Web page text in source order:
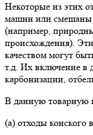
Некоторые из этих
машин или смешаны
(например,
происхождения).
качеством могут
т.д. Их включение в
карбонизации,
В данную товарную
(а) отходы конского